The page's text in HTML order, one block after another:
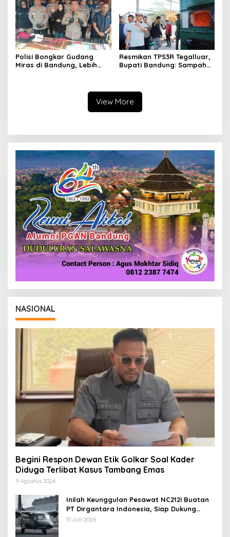
Polisi Bongkar Gudang
Miras di Bandung, Lebih
Resmikan TPS3R Tegalluar,
Bupati Bandung: Sampah
View More
NASIONAL
Begini Respon Dewan Etik Golkar Soal Kader
Diduga Terlibat Kasus Tambang Emas
9 Agustus 2026
Inilah Keunggulan Pesawat NC212i Buatan
PT Dirgantara Indonesia, Siap Dukung
Berbagai Operasi TNI
31 Juli 2026